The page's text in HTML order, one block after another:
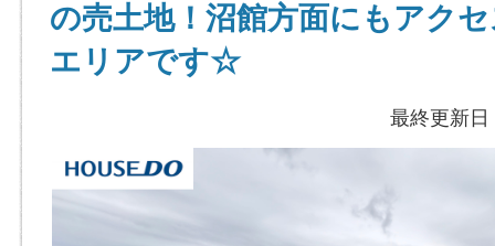
の売土地！沼館方面にもアク
エリアです☆
最終更新